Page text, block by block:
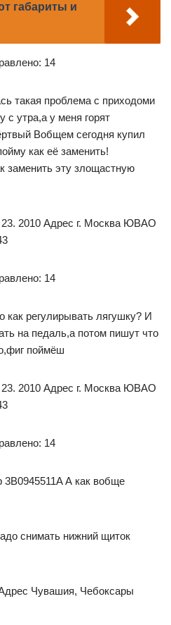
габариты и
14
такая проблема с приходоми
с утра,а у меня горят
Вобщем сегодня купил
как её заменить!
заменить эту злощастную
23. 2010 Адрес г. Москва ЮВАО
14
как регулирывать лягушку? И
на педаль,а потом пишут что
поймёш
23. 2010 Адрес г. Москва ЮВАО
14
3B0945511A А как вобще
снимать нижний щиток
Чувашия, Чебоксары